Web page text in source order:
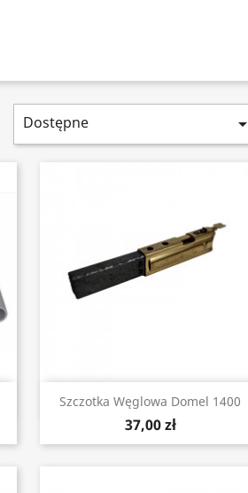
Dostępne 
Szczotka Węglowa Domel 1400
37,00 zł
Szybki podgląd